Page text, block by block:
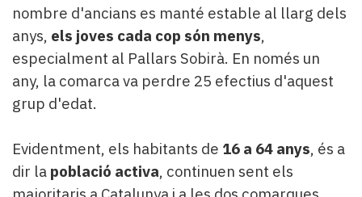
nombre d'ancians es manté estable al llarg dels
anys, els joves cada cop són menys,
especialment al Pallars Sobirà. En només un
any, la comarca va perdre 25 efectius d'aquest
grup d'edat.
Evidentment, els habitants de 16 a 64 anys, és a
dir la població activa, continuen sent els